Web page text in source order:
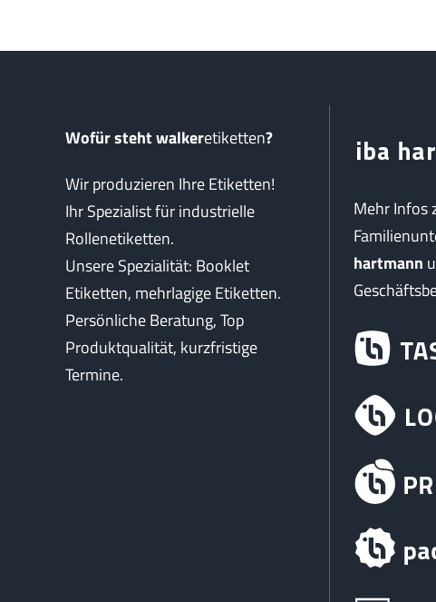
Wofür steht walkeretiketten?
Wir produzieren Ihre Etiketten!
Ihr Spezialist für industrielle
Rollenetiketten.
Unsere Spezialität: Booklet
Etiketten, mehrlagige Etiketten.
Persönliche Beratung, Top
Produktqualität, kurzfristige
Termine.
Mehr Infos
hartmann